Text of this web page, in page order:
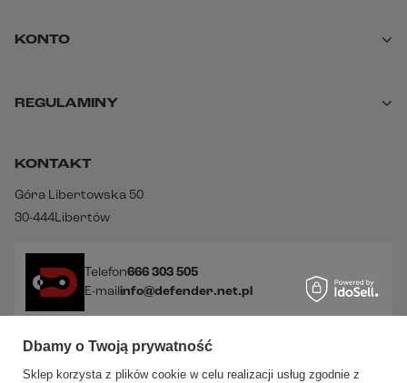
KONTO
REGULAMINY
KONTAKT
Góra Libertowska 50
30-444Libertów
Telefon666 303 505
E-mailinfo@defender.net.pl
Dbamy o Twoją prywatność
Sklep korzysta z plików cookie w celu realizacji usług zgodnie z